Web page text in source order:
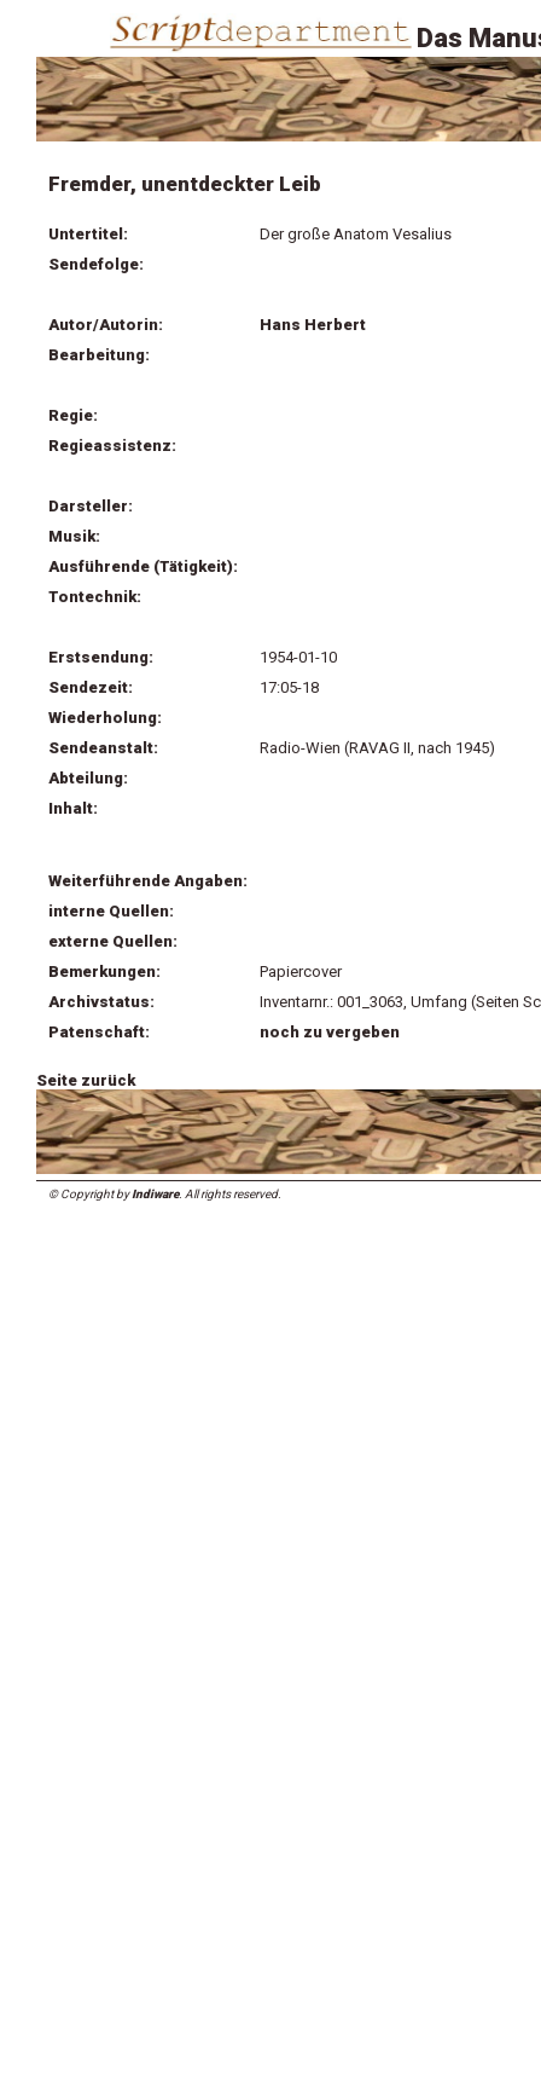
Das
Fremder, unentdeckter Leib
Untertitel:
Der große Anatom Vesalius
Sendefolge:
Autor/Autorin:
Hans Herbert
Bearbeitung:
Regie:
Regieassistenz:
Darsteller:
Musik:
Ausführende (Tätigkeit):
Tontechnik:
Erstsendung:
1954-01-10
Sendezeit:
17:05-18
Wiederholung:
Sendeanstalt:
Radio-Wien (RAVAG II, nach 1945)
Abteilung:
Inhalt:
Weiterführende Angaben:
interne Quellen:
externe Quellen:
Bemerkungen:
Papiercover
Archivstatus:
Inventarnr.: 001_3063, Umfang (Seiten
Patenschaft:
noch zu vergeben
Seite zurück
© Copyright byIndiware. All rights reserved.